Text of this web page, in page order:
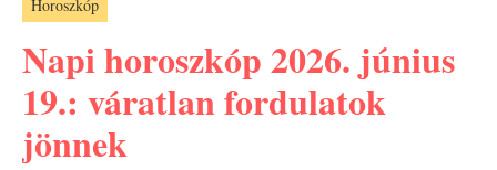
Horoszkóp
Napi horoszkóp 2026. június
19.: váratlan fordulatok
jönnek